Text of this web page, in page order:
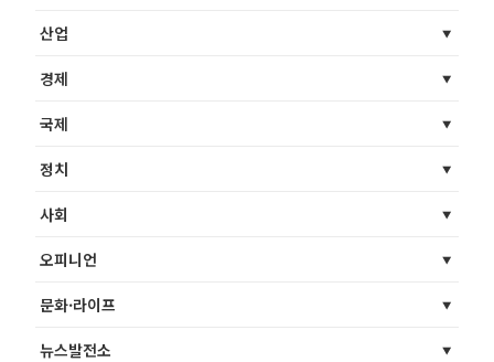
산업
경제
국제
정치
사회
오피니언
문화·라이프
뉴스발전소